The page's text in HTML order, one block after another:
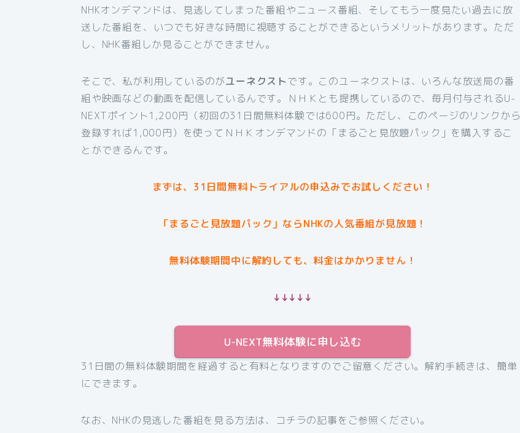
NHKオンデマンドは、見逃してしまった番組やニュース番組、そしてもう一度見たい過去に放
送した番組を、いつでも好きな時間に視聴することができるというメリットがあります。ただ
し、NHK番組しか見ることができません。
そこで、私が利用しているのがユーネクストです。このユーネクストは、いろんな放送局の番
組や映画などの動画を配信しているんです。ＮＨＫとも提携しているので、毎月付与されるU-
NEXTポイント1,200円（初回の31日間無料体験では600円。ただし、このページのリンクから
登録すれば1,000円）を使ってＮＨＫオンデマンドの「まるごと見放題パック」を購入するこ
とができるんです。
まずは、31日間無料トライアルの申込みでお試しください！
「まるごと見放題パック」ならNHKの人気番組が見放題！
無料体験期間中に解約しても、料金はかかりません！
↓↓↓↓↓
U-NEXT無料体験に申し込む
31日間の無料体験期間を経過すると有料となりますのでご留意ください。解約手続きは、簡単
にできます。
なお、NHKの見逃した番組を見る方法は、コチラの記事をご参照ください。